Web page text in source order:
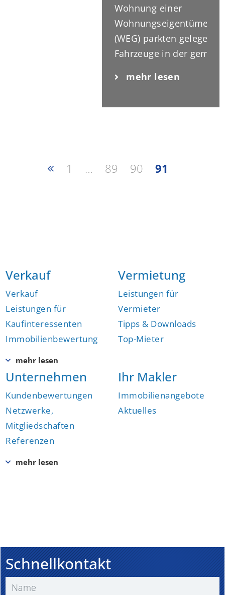
ihrem Vermieter eher
zufrieden bis sehr
[…]
Wohnung einer
(WEG) parkten
Fahrzeuge in der
Unmut der anderen
Erfolg: Die Einfahrt darf
mehr lesen
1 … 89 90 91
Verkauf
Verkauf
Leistungen für
Kaufinteressenten
Immobilienbewertung
Vermietung
Leistungen für
Vermieter
Tipps & Downloads
Top-Mieter
Unternehmen
Kundenbewertungen
Netzwerke,
Mitgliedschaften
Referenzen
Ihr Makler
Immobilienangebote
Aktuelles
Schnellkontakt